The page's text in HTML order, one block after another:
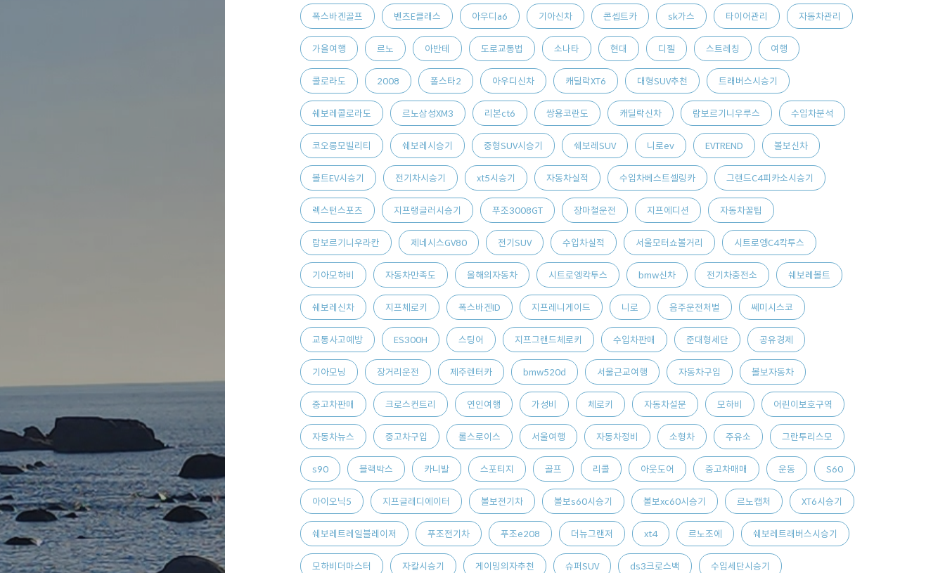
폭스바겐골프 벤츠E클래스 아우디a6 기아신차 콘셉트카 sk가스 타이어관리 자동차관리
가을여행 르노 아반테 도로교통법 소나타 현대 디젤 스트레칭 여행
콜로라도 2008 폴스타2 아우디신차 캐딜락XT6 대형SUV추천 트래버스시승기
쉐보레콜로라도 르노삼성XM3 리본ct6 쌍용코란도 캐딜락신차 람보르기니우루스 수입차분석
코오롱모빌리티 쉐보레시승기 중형SUV시승기 쉐보레SUV 니로ev EVTREND 볼보신차
볼트EV시승기 전기차시승기 xt5시승기 자동차실적 수입차베스트셀링카 그랜드C4피카소시승기
렉스턴스포츠 지프랭글러시승기 푸조3008GT 장마철운전 지프에디션 자동차꿀팁
람보르기니우라칸 제네시스GV80 전기SUV 수입차실적 서울모터쇼볼거리 시트로엥C4칵투스
기아모하비 자동차만족도 올해의자동차 시트로엥칵투스 bmw신차 전기차충전소 쉐보레볼트
쉐보레신차 지프체로키 폭스바겐ID 지프레니게이드 니로 음주운전처벌 쎄미시스코
교통사고예방 ES300H 스팅어 지프그랜드체로키 수입차판매 준대형세단 공유경제
기아모닝 장거리운전 제주렌터카 bmw520d 서울근교여행 자동차구입 볼보자동차
중고차판매 크로스컨트리 연인여행 가성비 체로키 자동차설문 모하비 어린이보호구역
자동차뉴스 중고차구입 롤스로이스 서울여행 자동차정비 소형차 주유소 그란투리스모
s90 블랙박스 카니발 스포티지 골프 리콜 아웃도어 중고차매매 운동 S60
아이오닉5 지프글래디에이터 볼보전기차 볼보s60시승기 볼보xc60시승기 르노캡처 XT6시승기
쉐보레트레일블레이저 푸조전기차 푸조e208 더뉴그랜저 xt4 르노조에 쉐보레트래버스시승기
모하비더마스터 자칼시승기 게이밍의자추천 슈퍼SUV ds3크로스백 수입세단시승기